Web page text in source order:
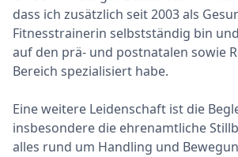
dass ich zusätzlich seit 2003 als
Fitnesstrainerin selbstständig bin
auf den prä- und postnatalen sowie
Bereich spezialisiert habe.
Eine weitere Leidenschaft ist die
insbesondere die ehrenamtliche
alles rund um Handling und